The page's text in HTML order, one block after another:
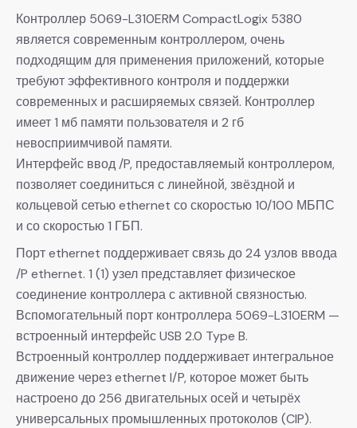
Контроллер 5069-L310ERM CompactLogix 5380
является современным контроллером, очень
подходящим для применения приложений, которые
требуют эффективного контроля и поддержки
современных и расширяемых связей. Контроллер
имеет 1 мб памяти пользователя и 2 гб
невосприимчивой памяти.
Интерфейс ввод /P, предоставляемый контроллером,
позволяет соединиться с линейной, звёздной и
кольцевой сетью ethernet со скоростью 10/100 МБПС
и со скоростью 1 ГБП.
Порт ethernet поддерживает связь до 24 узлов ввода
/P ethernet. 1 (1) узел представляет физическое
соединение контроллера с активной связностью.
Вспомогательный порт контроллера 5069-L310ERM —
встроенный интерфейс USB 2.0 Type B.
Встроенный контроллер поддерживает интегральное
движение через ethernet I/P, которое может быть
настроено до 256 двигательных осей и четырёх
универсальных промышленных протоколов (CIP).